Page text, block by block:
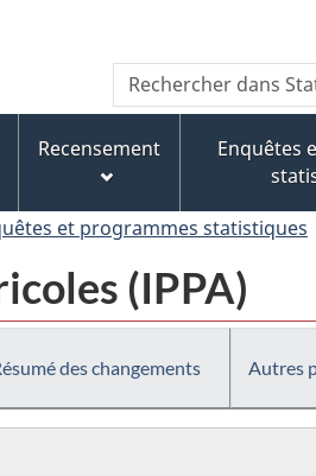
au
contenu
principal
« À
propos
de
ce
version
HTML
simplifiée
Recherche
Rechercher
dans
Canada
Recensement
Enquêtes
et programmes statistiques
(IPPA)
des changements Autres